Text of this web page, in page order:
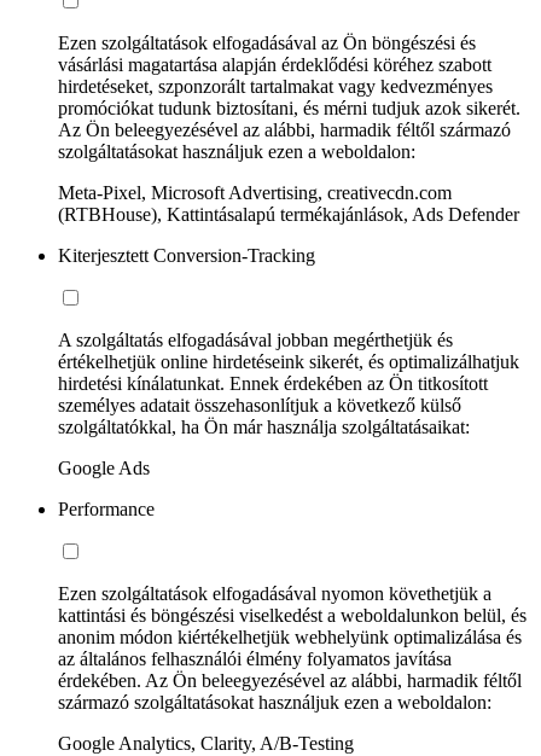
Ezen szolgáltatások elfogadásával az Ön böngészési és
vásárlási magatartása alapján érdeklődési köréhez szabott
hirdetéseket, szponzorált tartalmakat vagy kedvezményes
promóciókat tudunk biztosítani, és mérni tudjuk azok sikerét.
Az Ön beleegyezésével az alábbi, harmadik féltől származó
szolgáltatásokat használjuk ezen a weboldalon:
Meta-Pixel, Microsoft Advertising, creativecdn.com
(RTBHouse), Kattintásalapú termékajánlások, Ads Defender
Kiterjesztett Conversion-Tracking
A szolgáltatás elfogadásával jobban megérthetjük és
értékelhetjük online hirdetéseink sikerét, és optimalizálhatjuk
hirdetési kínálatunkat. Ennek érdekében az Ön titkosított
személyes adatait összehasonlítjuk a következő külső
szolgáltatókkal, ha Ön már használja szolgáltatásaikat:
Google Ads
Performance
Ezen szolgáltatások elfogadásával nyomon követhetjük a
kattintási és böngészési viselkedést a weboldalunkon belül, és
anonim módon kiértékelhetjük webhelyünk optimalizálása és
az általános felhasználói élmény folyamatos javítása
érdekében. Az Ön beleegyezésével az alábbi, harmadik féltől
származó szolgáltatásokat használjuk ezen a weboldalon:
Google Analytics, Clarity, A/B-Testing